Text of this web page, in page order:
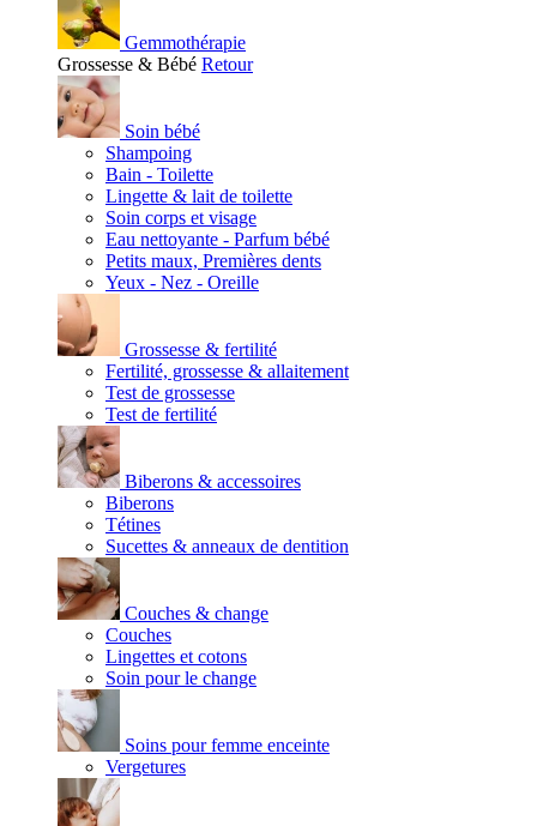
Gemmothérapie
Grossesse & Bébé Retour
Soin bébé
Shampoing
Bain - Toilette
Lingette & lait de toilette
Soin corps et visage
Eau nettoyante - Parfum bébé
Petits maux, Premières dents
Yeux - Nez - Oreille
Grossesse & fertilité
Fertilité, grossesse & allaitement
Test de grossesse
Test de fertilité
Biberons & accessoires
Biberons
Tétines
Sucettes & anneaux de dentition
Couches & change
Couches
Lingettes et cotons
Soin pour le change
Soins pour femme enceinte
Vergetures